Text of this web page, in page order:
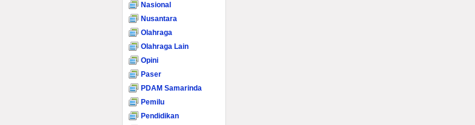
Nasional
Nusantara
Olahraga
Olahraga Lain
Opini
Paser
PDAM Samarinda
Pemilu
Pendidikan